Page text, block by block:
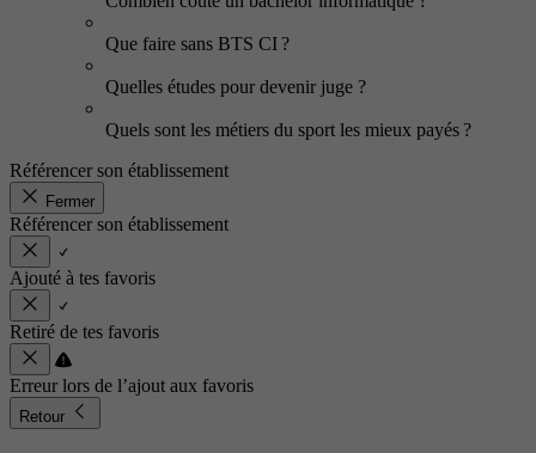
Que faire sans BTS CI ?
Quelles études pour devenir juge ?
Quels sont les métiers du sport les mieux payés ?
Référencer son établissement
Fermer
Référencer son établissement
Ajouté à tes favoris
Retiré de tes favoris
Erreur lors de l’ajout aux favoris
Retour